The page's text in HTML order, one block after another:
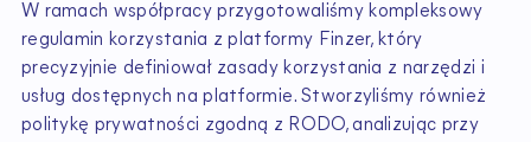
W ramach współpracy przygotowaliśmy kompleksowy
regulamin korzystania z platformy Finzer, który
precyzyjnie definiował zasady korzystania z narzędzi i
usług dostępnych na platformie. Stworzyliśmy również
politykę prywatności zgodną z RODO, analizując przy